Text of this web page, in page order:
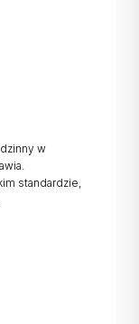
w
standardzie,